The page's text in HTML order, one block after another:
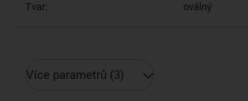
Tvar: oválný
Více parametrů (3)